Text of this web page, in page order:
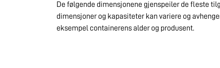
De følgende dimensjonene gjenspeiler de fleste
dimensjoner og kapasiteter kan variere og
eksempel containerens alder og produsent.